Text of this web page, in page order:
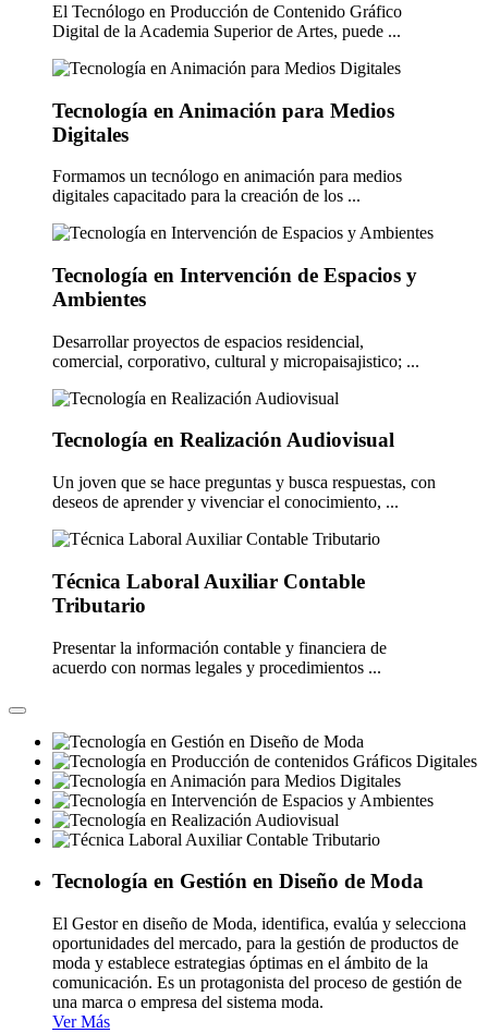
El Tecnólogo en Producción de Contenido Gráfico
Digital de la Academia Superior de Artes, puede ...
Tecnología en Animación para Medios
Digitales
Formamos un tecnólogo en animación para medios
digitales capacitado para la creación de los ...
Tecnología en Intervención de Espacios y
Ambientes
Desarrollar proyectos de espacios residencial,
comercial, corporativo, cultural y micropaisajistico; ...
Tecnología en Realización Audiovisual
Un joven que se hace preguntas y busca respuestas, con
deseos de aprender y vivenciar el conocimiento, ...
Técnica Laboral Auxiliar Contable
Tributario
Presentar la información contable y financiera de
acuerdo con normas legales y procedimientos ...
Tecnología en Gestión en Diseño de Moda
El Gestor en diseño de Moda, identifica, evalúa y selecciona
oportunidades del mercado, para la gestión de productos de
moda y establece estrategias óptimas en el ámbito de la
comunicación. Es un protagonista del proceso de gestión de
una marca o empresa del sistema moda.
Ver Más